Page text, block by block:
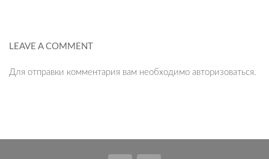
LEAVE A COMMENT
Для отправки комментария вам необходимо авторизоваться.